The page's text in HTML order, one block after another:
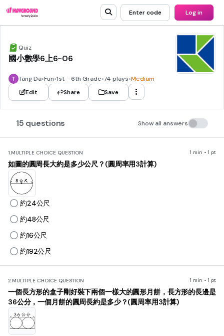
Enter code Log in
Quiz
國小數學6上6-06
Tang Da•Fun•1st - 6th Grade•74 plays•Medium
Edit
Share Save
15 questions Show all answers
1.MULTIPLE CHOICE QUESTION 1 min • 1 pt
如圖的圓周長大約是多少公尺？(圓周率用3計算)
約24公尺
約48公尺
約16公尺
約192公尺
2.MULTIPLE CHOICE QUESTION 1 min • 1 pt
一個長方形的盒子剛好裝下兩個一樣大的圓形月餅，長方形的長邊是
36公分，一個月餅的圓周長約是多少？(圓周率用3計算)